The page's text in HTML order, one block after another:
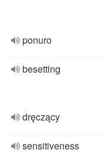
ponuro
besetting
dręczący
sensitiveness